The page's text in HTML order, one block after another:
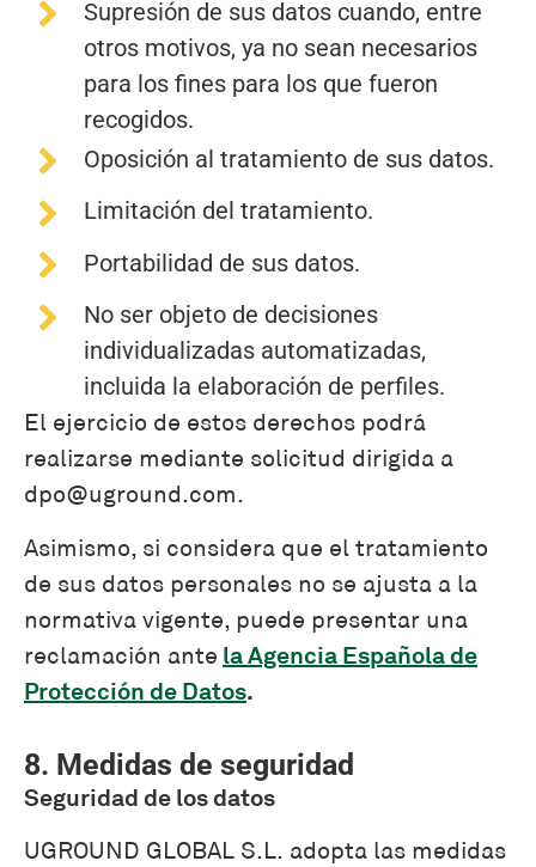
Supresión de sus datos cuando, entre
otros motivos, ya no sean necesarios
para los fines para los que fueron
recogidos.
Oposición al tratamiento de sus datos.
Limitación del tratamiento.
Portabilidad de sus datos.
No ser objeto de decisiones
individualizadas automatizadas,
incluida la elaboración de perfiles.
El ejercicio de estos derechos podrá
realizarse mediante solicitud dirigida a
dpo@uground.com.
Asimismo, si considera que el tratamiento
de sus datos personales no se ajusta a la
normativa vigente, puede presentar una
reclamación ante la Agencia Española de
Protección de Datos.
8. Medidas de seguridad
Seguridad de los datos
UGROUND GLOBAL S.L. adopta las medidas